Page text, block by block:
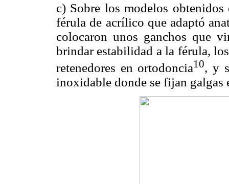
c) Sobre los modelos
férula de acrílico que adaptó
colocaron unos ganchos que
brindar estabilidad a la férula,
retenedores en ortodoncia10, y
inoxidable donde se fijan galgas